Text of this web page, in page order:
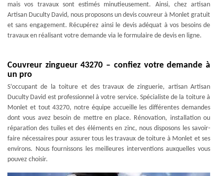
mais vos travaux sont estimés minutieusement. Ainsi, chez artisan
Artisan Duculty David, nous proposons un devis couvreur à Monlet gratuit
et sans engagement. Récupérez ainsi le devis adéquat à vos besoins de
travaux en réalisant votre demande via le formulaire de devis en ligne.
Couvreur zingueur 43270 – confiez votre demande à
un pro
S’occupant de la toiture et des travaux de zinguerie, artisan Artisan
Duculty David est professionnel à votre service. Spécialiste de la toiture à
Monlet et tout 43270, notre équipe accueille les différentes demandes
dont vous avez besoin de mettre en place. Rénovation, installation ou
réparation des tuiles et des éléments en zinc, nous disposons les savoir-
faire nécessaires pour assurer tous les travaux de toiture à Monlet et ses
environs. Nous fournissons les meilleures interventions auxquelles vous
pouvez choisir.